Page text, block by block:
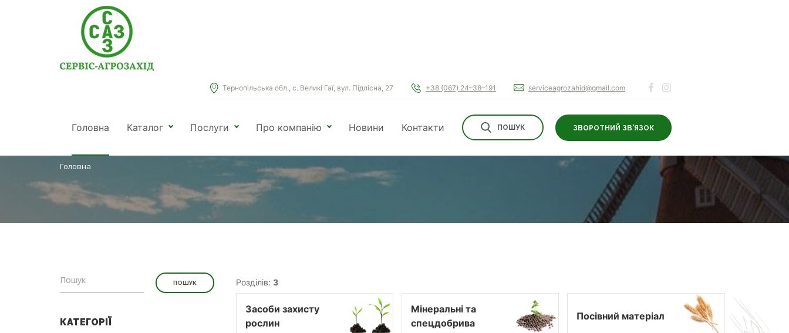
Головна Каталог Послуги Про компанію Новини Контакти ПОШУК ЗВОРОТНИЙ ЗВ'ЯЗОК
Тернопільська обл., с. Великі Гаї, вул. Підлісна, 27 +38 (067) 24–38–191 serviceagrozahid@gmail.com
КАТАЛОГ
Головна
КАТЕГОРІЇ
Розділів: 3
Засоби захисту
рослин
Мінеральні та
спецдобрива
Посівний матеріал